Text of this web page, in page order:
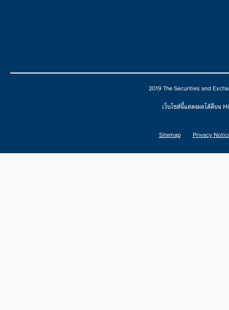
2019 The Securities and
เว็บไซต์นี้แสดงผลได้ดีบน
Sitemap Privacy